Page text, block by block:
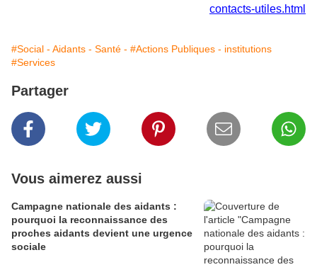
contacts-utiles.html
#Social - Aidants - Santé - #Actions Publiques - institutions
#Services
Partager
Vous aimerez aussi
Campagne nationale des aidants :
pourquoi la reconnaissance des
proches aidants devient une urgence
sociale